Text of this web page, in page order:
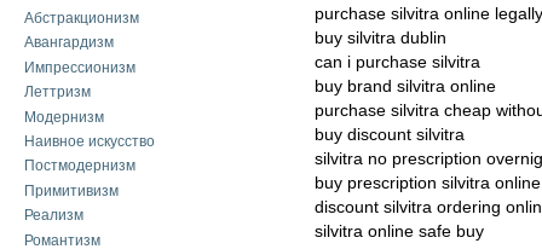
Абстракционизм
Авангардизм
Импрессионизм
Леттризм
Модернизм
Наивное искусство
Постмодернизм
Примитивизм
Реализм
Романтизм
purchase silvitra online legally
buy silvitra dublin
can i purchase silvitra
buy brand silvitra online
purchase silvitra cheap
buy discount silvitra
silvitra no prescription
buy prescription silvitra online
discount silvitra ordering
silvitra online safe buy